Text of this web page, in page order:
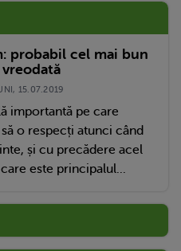
probabil cel mai bun
15.07.2019
importantă pe care
o respecți atunci când
și cu precădere acel
este principalul...